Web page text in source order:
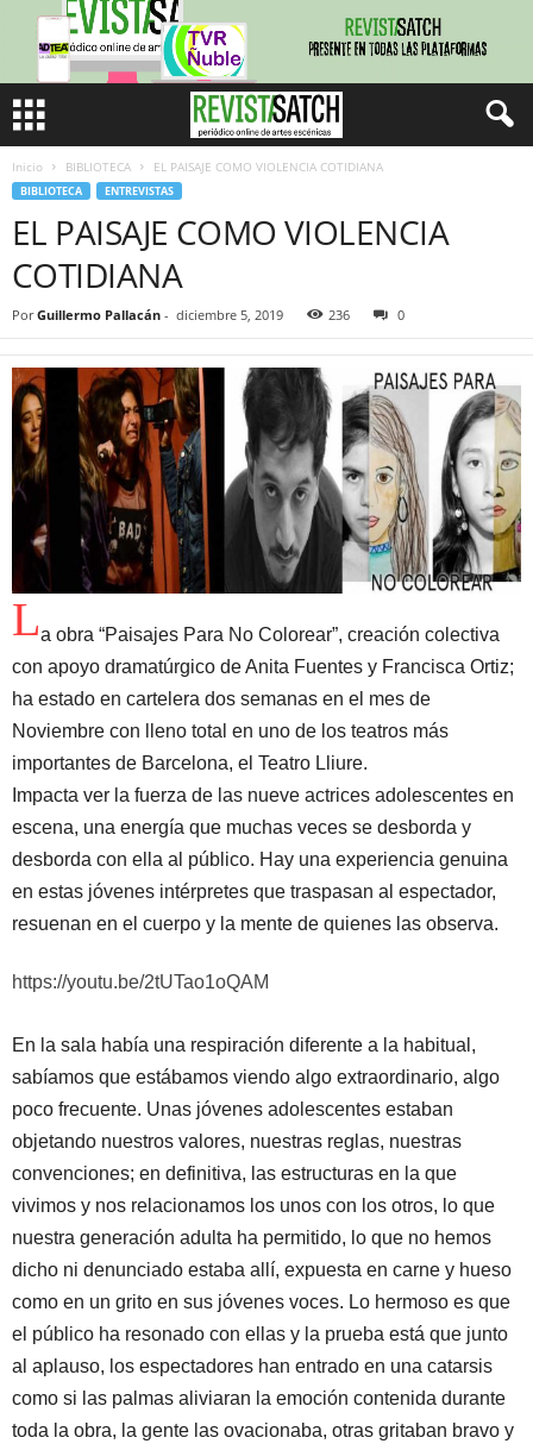
Inicio BIBLIOTECA EL PAISAJE COMO VIOLENCIA COTIDIANA
BIBLIOTECA ENTREVISTAS
EL PAISAJE COMO VIOLENCIA
COTIDIANA
Por Guillermo Pallacán - diciembre 5, 2019 236 0
La obra “Paisajes Para No Colorear”, creación colectiva
con apoyo dramatúrgico de Anita Fuentes y Francisca Ortiz;
ha estado en cartelera dos semanas en el mes de
Noviembre con lleno total en uno de los teatros más
importantes de Barcelona, el Teatro Lliure.
Impacta ver la fuerza de las nueve actrices adolescentes en
escena, una energía que muchas veces se desborda y
desborda con ella al público. Hay una experiencia genuina
en estas jóvenes intérpretes que traspasan al espectador,
resuenan en el cuerpo y la mente de quienes las observa.
https://youtu.be/2tUTao1oQAM
En la sala había una respiración diferente a la habitual,
sabíamos que estábamos viendo algo extraordinario, algo
poco frecuente. Unas jóvenes adolescentes estaban
objetando nuestros valores, nuestras reglas, nuestras
convenciones; en definitiva, las estructuras en la que
vivimos y nos relacionamos los unos con los otros, lo que
nuestra generación adulta ha permitido, lo que no hemos
dicho ni denunciado estaba allí, expuesta en carne y hueso
como en un grito en sus jóvenes voces. Lo hermoso es que
el público ha resonado con ellas y la prueba está que junto
al aplauso, los espectadores han entrado en una catarsis
como si las palmas aliviaran la emoción contenida durante
toda la obra, la gente las ovacionaba, otras gritaban bravo y